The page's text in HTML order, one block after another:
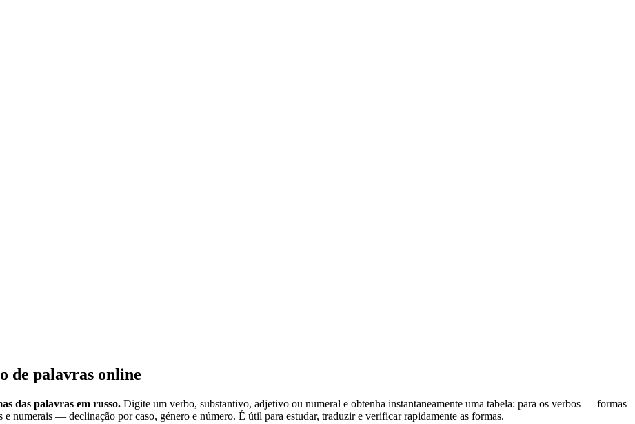
de palavras online
das palavras em russo. Digite um verbo, substantivo, adjetivo ou numeral e obtenha instantaneamente uma tabela: para os verbos — formas
numerais — declinação por caso, género e número. É útil para estudar, traduzir e verificar rapidamente as formas.